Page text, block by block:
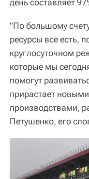
день составляет
"По большому
ресурсы все есть,
круглосуточном
которые мы
помогут
прирастает
производствами,
Петушенко, его